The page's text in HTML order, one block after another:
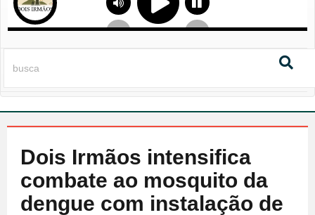
Dois Irmãos intensifica
combate ao mosquito da
dengue com instalação de